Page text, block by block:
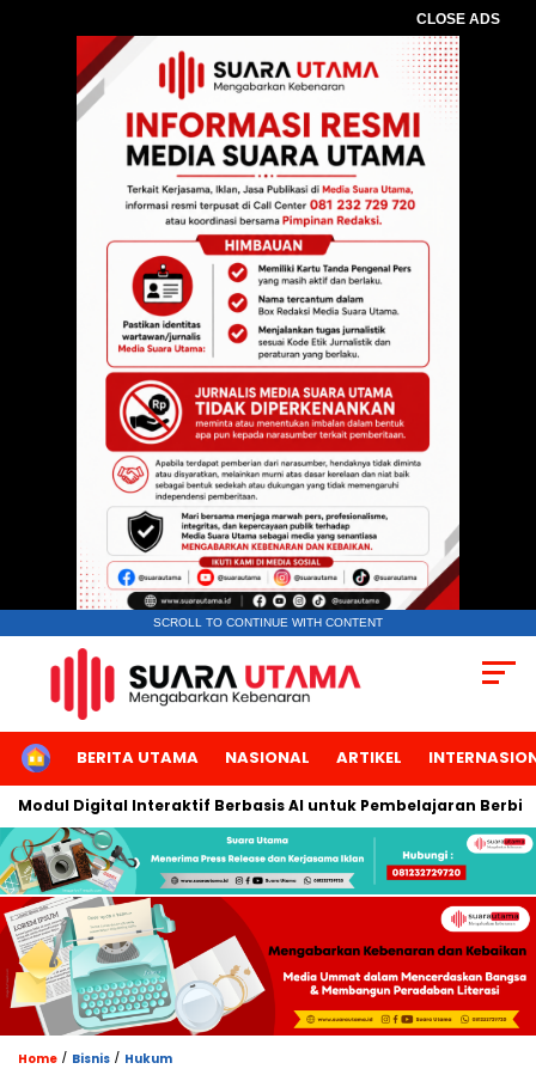
CLOSE ADS
SCROLL TO CONTINUE WITH CONTENT
HOMEBERITA UTAMA NASIONAL ARTIKEL
Digital Interaktif Berbasis AI untuk Pembelajaran Berbicara
Home / Bisnis / Hukum